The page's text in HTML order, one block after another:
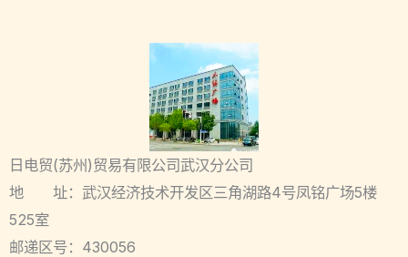
日电贸(苏州)贸易有限公司武汉分公司
地 址：武汉经济技术开发区三角湖路4号凤铭广场5楼
525室
邮递区号：430056